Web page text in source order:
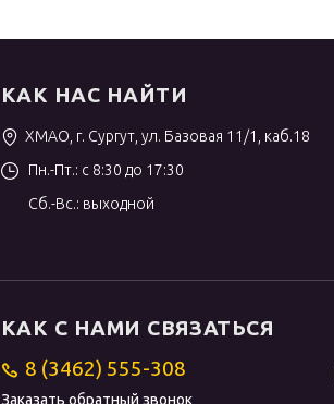
КАК НАС НАЙТИ
ХМАО, г. Сургут, ул. Базовая 11/1, каб.18
Пн.-Пт.: с 8:30 до 17:30
Сб.-Вс.: выходной
КАК С НАМИ СВЯЗАТЬСЯ
8 (3462) 555-308
Заказать обратный звонок